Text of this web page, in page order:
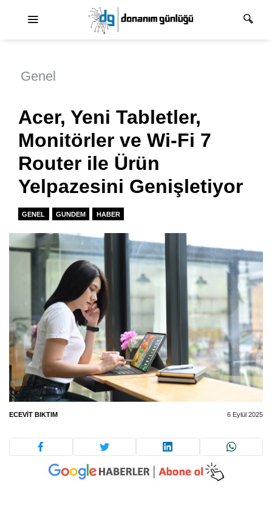
Genel
Acer, Yeni Tabletler,
Monitörler ve Wi-Fi 7
Router ile Ürün
Yelpazesini Genişletiyor
GENEL GUNDEM HABER
ECEVIT BIKTIM 6 Eylül 2025